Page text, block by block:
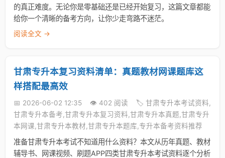
的真正难度。无论你是零基础还是已经开始复习，这篇文章都能
给你一个清晰的备考方向，让你少走弯路不迷茫。
阅读全文 →
甘肃专升本复习资料清单：真题教材网课题库这
样搭配最高效
📅 2026-06-02 12:35 👁️ 402 阅读
🏷️ 甘肃专升本考试资料,
甘肃专升本备考,甘肃专升本复习资料,甘肃专升本真题,甘肃专升
本网课,甘肃专升本教材,甘肃专升本题库,专升本备考资料推荐
准备甘肃专升本考试不知道用什么资料？本文从历年真题、教材
辅导书、网课视频、刷题APP四类甘肃专升本考试资料逐个分析